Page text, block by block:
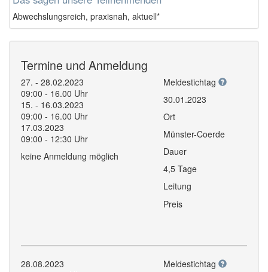
Abwechslungsreich, praxisnah, aktuell*
Termine und Anmeldung
27. - 28.02.2023
09:00 - 16.00 Uhr
15. - 16.03.2023
09:00 - 16.00 Uhr
17.03.2023
09:00 - 12:30 Uhr
keine Anmeldung möglich
Meldestichtag
30.01.2023
Ort
Münster-Coerde
Dauer
4,5 Tage
Leitung
Preis
28.08.2023
Meldestichtag